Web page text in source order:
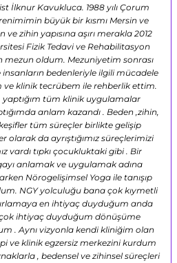
İlknur Kavukluca. 1988 yılı Çorum
büyük bir kısmı Mersin ve
zihin yapısına aşırı merakla 2012
Fizik Tedavi ve Rehabilitasyon
mezun oldum. Mezuniyetim sonrası
insanların bedenleriyle ilgili mücadele
ve klinik tecrübem ile rehberlik ettim.
yaptığım tüm klinik uygulamalar
anlam kazandı . Beden ,zihin,
tüm süreçler birlikte gelişip
olarak da ayrıştığımız süreçlerimizi
vardı tıpkı çocukluktaki gibi . Bir
anlamak ve uygulamak adına
Nörogelişimsel Yoga ile tanışıp
NGY yolculuğu bana çok kıymetli
en ihtiyaç duyduğum anda
çok ihtiyaç duyduğum dönüşüme
. Aynı vizyonla kendi kliniğim olan
ve klinik egzersiz merkezini kurdum
, bedensel ve zihinsel süreçleri